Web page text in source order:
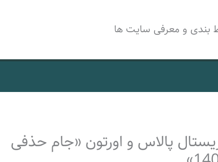
بندی و معرفی سایت ها
پالاس و اورتون «جام حذفی